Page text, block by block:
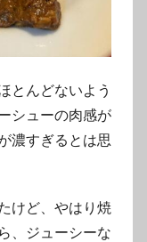
とんどないよう
シューの肉感が
濃すぎるとは思
けど、やはり焼
、ジューシーな